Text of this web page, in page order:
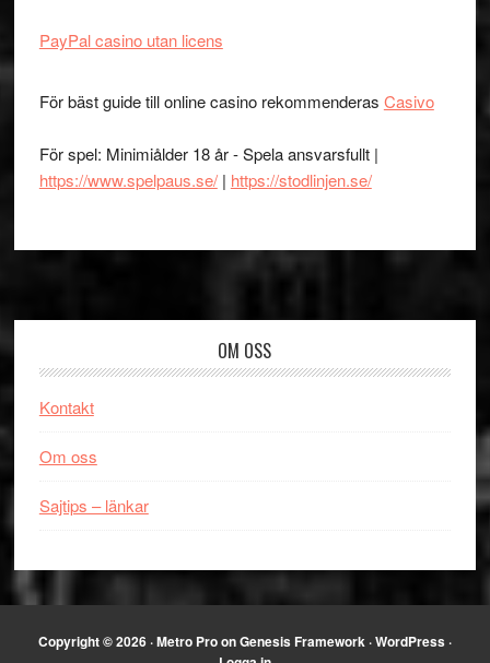
PayPal casino utan licens
För bäst guide till online casino rekommenderas Casivo
För spel: Minimiålder 18 år - Spela ansvarsfullt |
https://www.spelpaus.se/| https://stodlinjen.se/
OM OSS
Kontakt
Om oss
Sajtips – länkar
Copyright © 2026 ·Metro ProonGenesis Framework ·WordPress ·